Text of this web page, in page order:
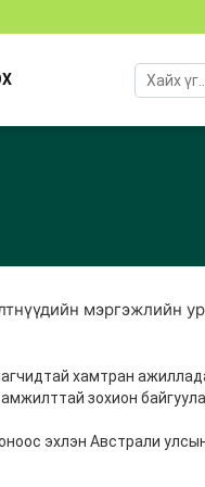
мэргэжлийн
хамтран
зохион
эхлэн Австрали